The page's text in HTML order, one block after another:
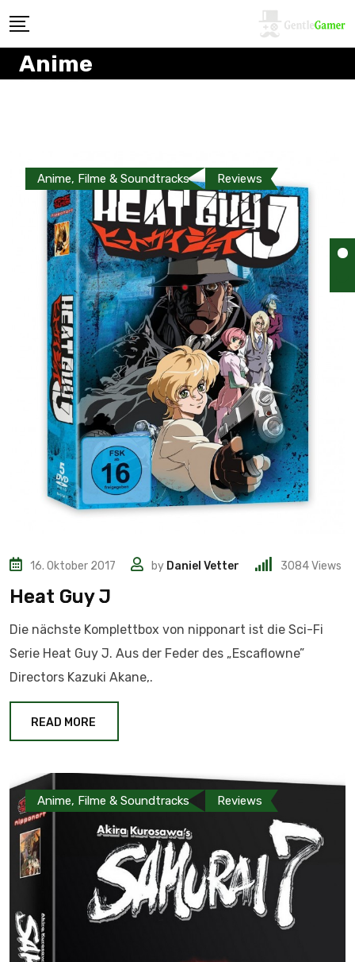
Anime
Anime, Filme & Soundtracks Reviews
16. Oktober 2017 by Daniel Vetter 3084Views
Heat Guy J
Die nächste Komplettbox von nipponart ist die Sci-Fi
Serie Heat Guy J. Aus der Feder des „Escaflowne”
Directors Kazuki Akane,.
READ MORE
Anime, Filme & Soundtracks Reviews